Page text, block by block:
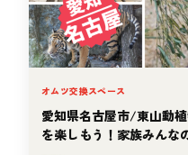
オムツ交換スペース
愛知県名古屋市/東山動
を楽しもう！家族みんな